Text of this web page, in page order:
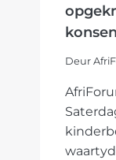
Deur